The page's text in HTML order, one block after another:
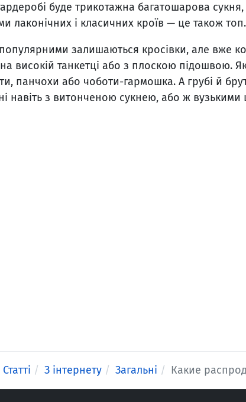
буде трикотажна багатошарова
лаконічних і класичних кроїв — це також топ.
залишаються кросівки, але вже
високій танкетці або з плоскою підошвою.
панчохи або чоботи-гармошка. А грубі й
навіть з витонченою сукнею, або ж
Статті З інтернету Загальні Какие